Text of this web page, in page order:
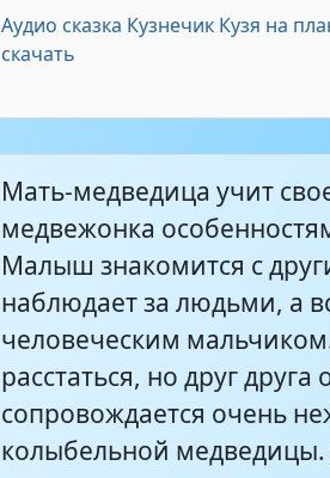
Аудио сказка Кузнечик Кузя на
скачать
Мать-медведица учит
медвежонка
Малыш знакомится с
наблюдает за людьми, а
человеческим
расстаться, но друг
сопровождается очень
колыбельной медведицы.